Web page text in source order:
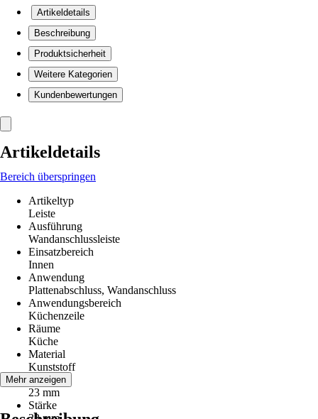
Artikeldetails
Beschreibung
Produktsicherheit
Weitere Kategorien
Kundenbewertungen
Artikeldetails
Bereich überspringen
Artikeltyp
Leiste
Ausführung
Wandanschlussleiste
Einsatzbereich
Innen
Anwendung
Plattenabschluss, Wandanschluss
Anwendungsbereich
Küchenzeile
Räume
Küche
Material
Kunststoff
Höhe
23 mm
Stärke
Mehr anzeigen